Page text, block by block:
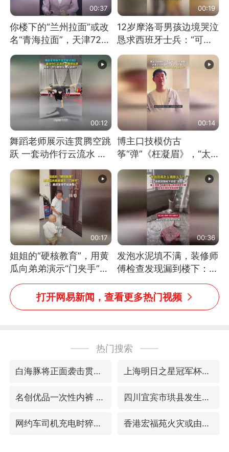
00:37
你楼下的“兰州拉面”或改
名“青海拉面”，天津72家
面馆已集体更换招牌
00:19
12岁摩洛哥男孩边境哭泣
恳求西班牙士兵：“可不
可以不要把我遣返回国”
00:12
舞蹈老师展示连贯腾空跳
跃 一套动作行云流水 节
奏感拉满 网友：怎么做
到又舞又武的？
00:14
博主口技模仿古
筝“弹”《枉凝眉》，“太
像了～你是吃古筝长大的
吗？”“或将成为首位考级
不带古筝的选手。”（来
源：新华每日电讯）
00:17
姐姐的“硬核教育”，用黄
瓜向弟弟演示“门夹手”，
网友：果然言传不如身
教！
00:36
发泡水泥填不满，装修师
傅检查发现漏到楼下：出
风口未延伸到外墙
打开网易新闻，查看更多热门视频
热门搜索
白海豚将正面袭击贯穿浙江 上海明日之星冠军杯调整决赛时间
名创优品一次性内裤 颜面尽失 四川宜宾市珙县发生3.4级地震
网约车司机充电时猝死保险拒赔 香港宏福苑火灾或由烟头引起